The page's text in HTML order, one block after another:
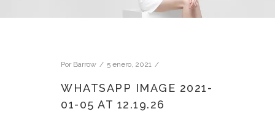
Por Barrow 5 enero, 2021
WHATSAPP IMAGE 2021-
01-05 AT 12.19.26